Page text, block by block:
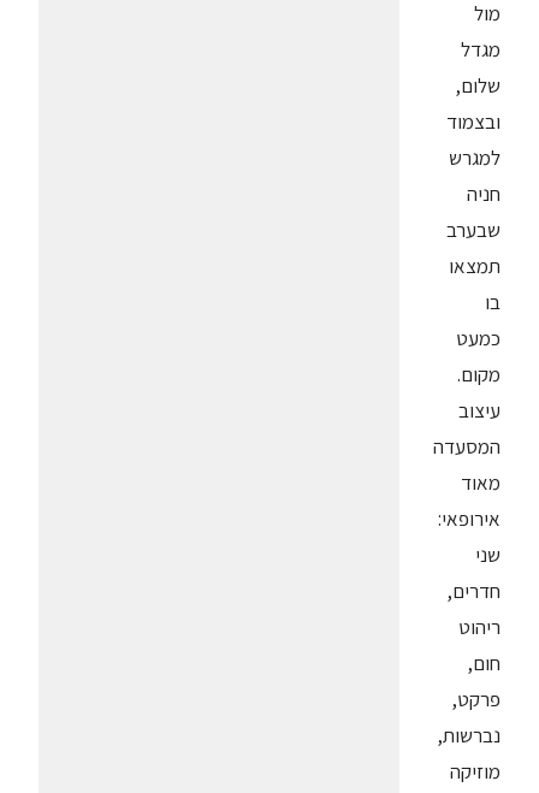
מול
מגדל
שלום,
ובצמוד
למגרש
חניה
שבערב
תמצאו
בו
כמעט
מקום.
עיצוב
המסעדה
מאוד
אירופאי:
שני
חדרים,
ריהוט
חום,
פרקט,
נברשות,
מוזיקה